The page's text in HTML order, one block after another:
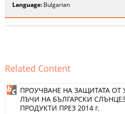
Language: Bulgarian
Related Content
ПРОУЧВАНЕ НА ЗАЩИТАТА ОТ
ЛЪЧИ НА БЪЛГАРСКИ
ПРОДУКТИ ПРЕЗ 2014 г.